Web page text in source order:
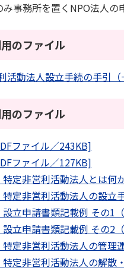
事務所を置くNPO法人の
のファイル
活動法人設立手続の手引
のファイル
ファイル／243KB]
ファイル／127KB]
定非営利活動法人とは何
定非営利活動法人の設立
立申請書類記載例 その1
立申請書類記載例 その2
定非営利活動法人の管理
定非営利活動法人の解散